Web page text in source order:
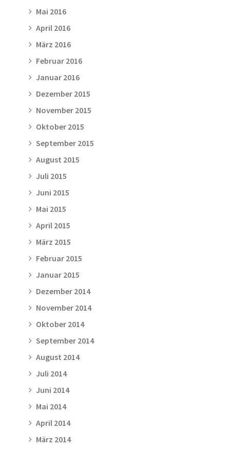
Mai 2016
April 2016
März 2016
Februar 2016
Januar 2016
Dezember 2015
November 2015
Oktober 2015
September 2015
August 2015
Juli 2015
Juni 2015
Mai 2015
April 2015
März 2015
Februar 2015
Januar 2015
Dezember 2014
November 2014
Oktober 2014
September 2014
August 2014
Juli 2014
Juni 2014
Mai 2014
April 2014
März 2014